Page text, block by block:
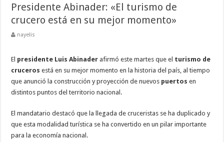
Presidente Abinader: «El turismo de
crucero está en su mejor momento»
nayelis
El presidente Luis Abinader afirmó este martes que el turismo de
crucerosestá en su mejor momento en la historia del país, al tiempo
que anunció la construcción y proyección de nuevos puertos en
distintos puntos del territorio nacional.
El mandatario destacó que la llegada de cruceristas se ha duplicado y
que esta modalidad turística se ha convertido en un pilar importante
para la economía nacional.